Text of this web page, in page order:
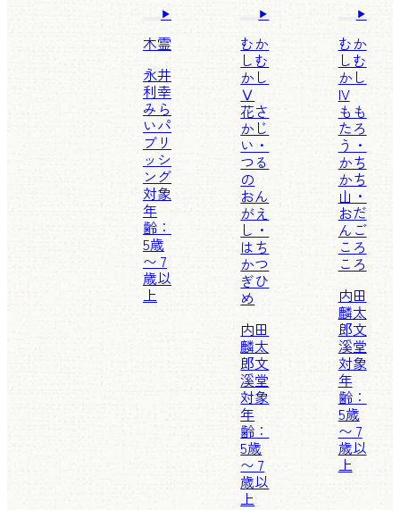
木霊
永井
利幸
みら
いパ
ブリ
ッシ
ング
対象
年
齢：
5歳
〜 7
歳以
上
むか
しむ
かし
Ⅴ
花さ
かじ
い・
つる
の
おん
がえ
し・
はち
かつ
ぎひ
め
内田
麟太
郎文
溪堂
対象
年
齢：
5歳
〜 7
歳以
上
むか
しむ
かし
IV
もも
たろ
う・
かち
かち
山・
おだ
んご
ころ
ころ
内田
麟太
郎文
溪堂
対象
年
齢：
5歳
〜 7
歳以
上